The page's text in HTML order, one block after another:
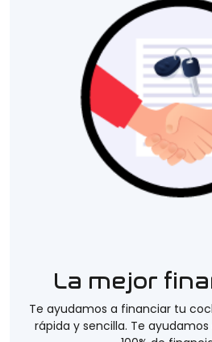
La mejor
Te ayudamos a financiar tu
rápida y sencilla. Te